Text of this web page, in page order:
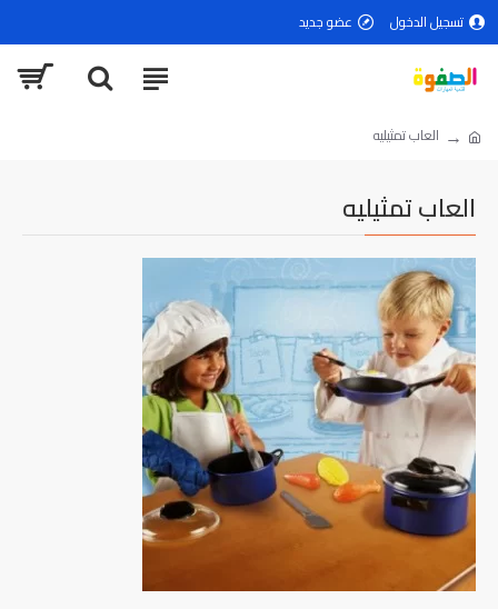
تسجيل الدخول عضو جديد
العاب تمثيليه
العاب تمثيليه